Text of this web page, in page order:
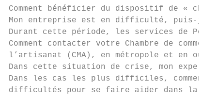
Comment bénéficier du dispositif de «
Mon entreprise est en difficulté, puis-je
Durant cette période, les services de
Comment contacter votre Chambre de
l’artisanat (CMA), en métropole et en
Dans cette situation de crise, mon expert-
Dans les cas les plus difficiles, comment
difficultés pour se faire aider dans la